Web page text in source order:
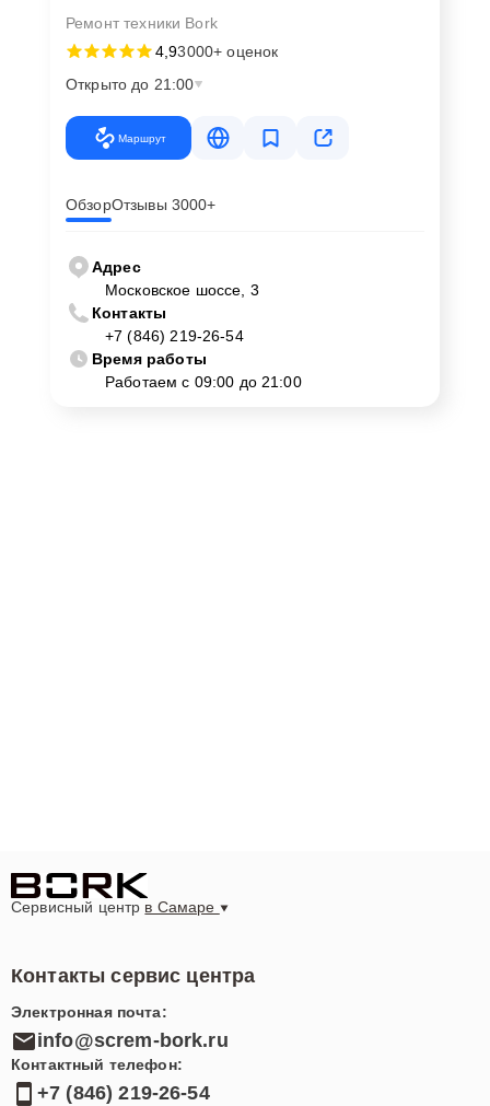
Ремонт техники Bork
4,93000+ оценок
Открыто до 21:00
Маршрут
ОбзорОтзывы 3000+
Адрес
Московское шоссе, 3
Контакты
+7 (846) 219-26-54
Время работы
Работаем с 09:00 до 21:00
Сервисный центр в Самаре
Контакты сервис центра
Электронная почта:
info@screm-bork.ru
Контактный телефон:
+7 (846) 219-26-54